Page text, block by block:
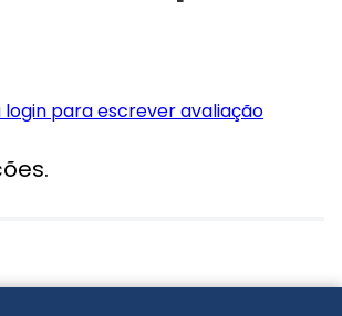
para escrever avaliação